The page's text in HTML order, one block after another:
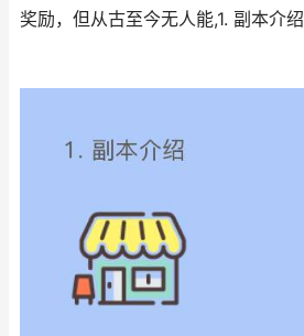
奖励，但从古至今无人能,1. 副本介绍